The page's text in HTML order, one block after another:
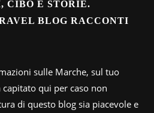
CIBO E STORIE.
BLOG RACCONTI
sulle Marche, sul tuo
qui per caso non
di questo blog sia piacevole e